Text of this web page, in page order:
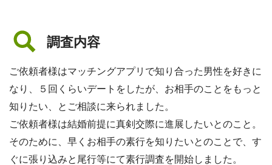
調査内容
ご依頼者様はマッチングアプリで知り合った男性を好きに
なり、５回くらいデートをしたが、お相手のことをもっと
知りたい、とご相談に来られました。
ご依頼者様は結婚前提に真剣交際に進展したいとのこと。
そのために、早くお相手の素行を知りたいとのことで、す
ぐに張り込みと尾行等にて素行調査を開始しました。